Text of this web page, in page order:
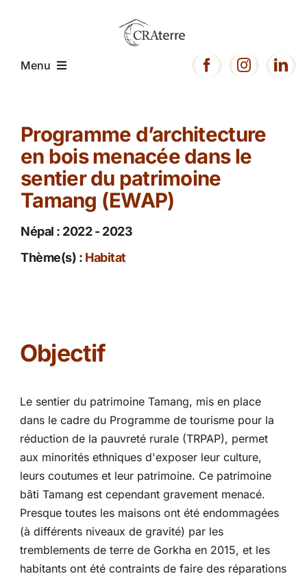
Menu
Présentation
Expertise
Projets
Partenariats
Programme d’architecture
en bois menacée dans le
sentier du patrimoine
Tamang (EWAP)
Népal : 2022 - 2023
Thème(s) : Habitat
Objectif
Le sentier du patrimoine Tamang, mis en place
dans le cadre du Programme de tourisme pour la
réduction de la pauvreté rurale (TRPAP), permet
aux minorités ethniques d'exposer leur culture,
leurs coutumes et leur patrimoine. Ce patrimoine
bâti Tamang est cependant gravement menacé.
Presque toutes les maisons ont été endommagées
(à différents niveaux de gravité) par les
tremblements de terre de Gorkha en 2015, et les
habitants ont été contraints de faire des réparations